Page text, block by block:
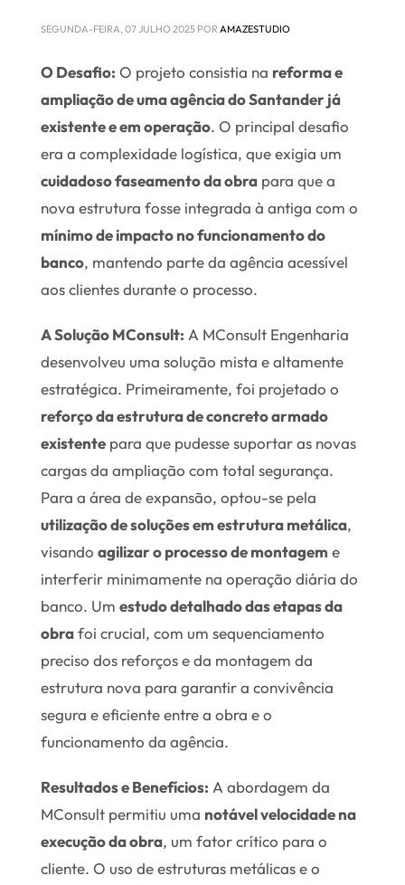
SEGUNDA-FEIRA, 07 JULHO 2025 POR AMAZESTUDIO
O Desafio: O projeto consistia na reforma e
ampliação de uma agência do Santander já
existente e em operação. O principal desafio
era a complexidade logística, que exigia um
cuidadoso faseamento da obra para que a
nova estrutura fosse integrada à antiga com o
mínimo de impacto no funcionamento do
banco, mantendo parte da agência acessível
aos clientes durante o processo.
A Solução MConsult: A MConsult Engenharia
desenvolveu uma solução mista e altamente
estratégica. Primeiramente, foi projetado o
reforço da estrutura de concreto armado
existente para que pudesse suportar as novas
cargas da ampliação com total segurança.
Para a área de expansão, optou-se pela
utilização de soluções em estrutura metálica,
visando agilizar o processo de montagem e
interferir minimamente na operação diária do
banco. Um estudo detalhado das etapas da
obrafoi crucial, com um sequenciamento
preciso dos reforços e da montagem da
estrutura nova para garantir a convivência
segura e eficiente entre a obra e o
funcionamento da agência.
Resultados e Benefícios: A abordagem da
MConsult permitiu uma notável velocidade na
execução da obra, um fator crítico para o
cliente. O uso de estruturas metálicas e o